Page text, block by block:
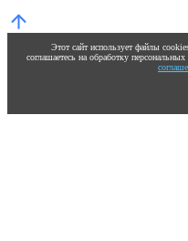
Этот сайт использует файлы
соглашаетесь на обработку